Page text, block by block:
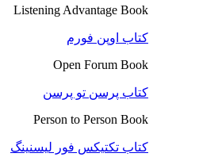
Listening Advantage Book
کتاب اوپن فورم
Open Forum Book
کتاب پرسن تو پرسن
Person to Person Book
کتاب تکتیکس فور لیسنینگ